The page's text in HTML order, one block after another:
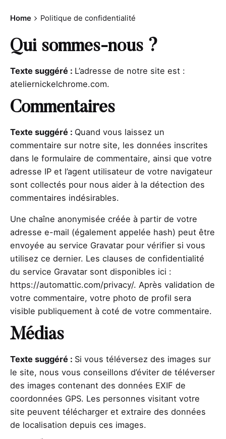
Home Politique de confidentialité
Qui sommes-nous ?
Texte suggéré : L’adresse de notre site est :
ateliernickelchrome.com.
Commentaires
Texte suggéré : Quand vous laissez un
commentaire sur notre site, les données inscrites
dans le formulaire de commentaire, ainsi que votre
adresse IP et l’agent utilisateur de votre navigateur
sont collectés pour nous aider à la détection des
commentaires indésirables.
Une chaîne anonymisée créée à partir de votre
adresse e-mail (également appelée hash) peut être
envoyée au service Gravatar pour vérifier si vous
utilisez ce dernier. Les clauses de confidentialité
du service Gravatar sont disponibles ici :
https://automattic.com/privacy/. Après validation de
votre commentaire, votre photo de profil sera
visible publiquement à coté de votre commentaire.
Médias
Texte suggéré : Si vous téléversez des images sur
le site, nous vous conseillons d’éviter de téléverser
des images contenant des données EXIF de
coordonnées GPS. Les personnes visitant votre
site peuvent télécharger et extraire des données
de localisation depuis ces images.